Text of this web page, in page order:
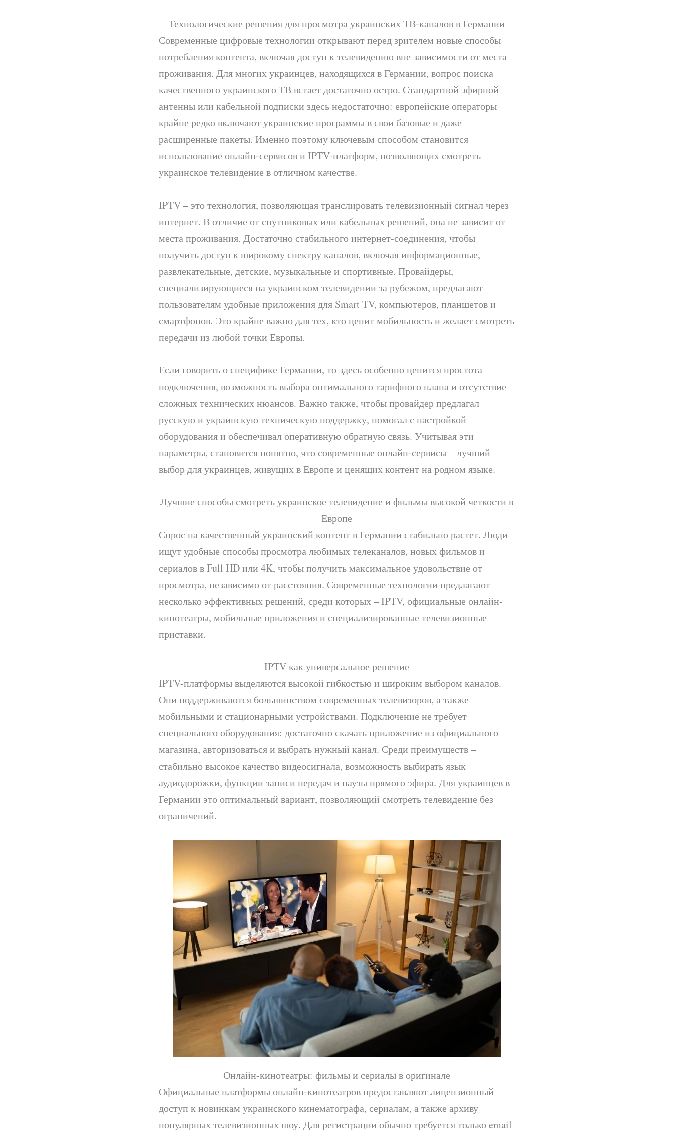
Технологические решения для просмотра украинских ТВ-каналов в Германии
Современные цифровые технологии открывают перед зрителем новые способы
потребления контента, включая доступ к телевидению вне зависимости от места
проживания. Для многих украинцев, находящихся в Германии, вопрос поиска
качественного украинского ТВ встает достаточно остро. Стандартной эфирной
антенны или кабельной подписки здесь недостаточно: европейские операторы
крайне редко включают украинские программы в свои базовые и даже
расширенные пакеты. Именно поэтому ключевым способом становится
использование онлайн-сервисов и IPTV-платформ, позволяющих смотреть
украинское телевидение в отличном качестве.
IPTV – это технология, позволяющая транслировать телевизионный сигнал через
интернет. В отличие от спутниковых или кабельных решений, она не зависит от
места проживания. Достаточно стабильного интернет-соединения, чтобы
получить доступ к широкому спектру каналов, включая информационные,
развлекательные, детские, музыкальные и спортивные. Провайдеры,
специализирующиеся на украинском телевидении за рубежом, предлагают
пользователям удобные приложения для Smart TV, компьютеров, планшетов и
смартфонов. Это крайне важно для тех, кто ценит мобильность и желает смотреть
передачи из любой точки Европы.
Если говорить о специфике Германии, то здесь особенно ценится простота
подключения, возможность выбора оптимального тарифного плана и отсутствие
сложных технических нюансов. Важно также, чтобы провайдер предлагал
русскую и украинскую техническую поддержку, помогал с настройкой
оборудования и обеспечивал оперативную обратную связь. Учитывая эти
параметры, становится понятно, что современные онлайн-сервисы – лучший
выбор для украинцев, живущих в Европе и ценящих контент на родном языке.
Лучшие способы смотреть украинское телевидение и фильмы высокой четкости в
Европе
Спрос на качественный украинский контент в Германии стабильно растет. Люди
ищут удобные способы просмотра любимых телеканалов, новых фильмов и
сериалов в Full HD или 4K, чтобы получить максимальное удовольствие от
просмотра, независимо от расстояния. Современные технологии предлагают
несколько эффективных решений, среди которых – IPTV, официальные онлайн-
кинотеатры, мобильные приложения и специализированные телевизионные
приставки.
IPTV как универсальное решение
IPTV-платформы выделяются высокой гибкостью и широким выбором каналов.
Они поддерживаются большинством современных телевизоров, а также
мобильными и стационарными устройствами. Подключение не требует
специального оборудования: достаточно скачать приложение из официального
магазина, авторизоваться и выбрать нужный канал. Среди преимуществ –
стабильно высокое качество видеосигнала, возможность выбирать язык
аудиодорожки, функции записи передач и паузы прямого эфира. Для украинцев в
Германии это оптимальный вариант, позволяющий смотреть телевидение без
ограничений.
Онлайн-кинотеатры: фильмы и сериалы в оригинале
Официальные платформы онлайн-кинотеатров предоставляют лицензионный
доступ к новинкам украинского кинематографа, сериалам, а также архиву
популярных телевизионных шоу. Для регистрации обычно требуется только email